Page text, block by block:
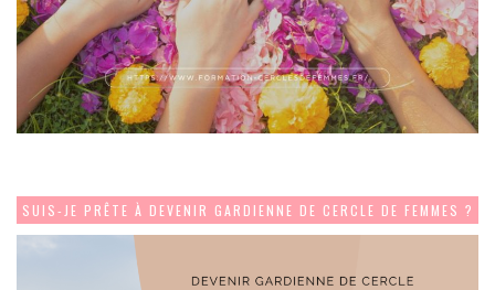
SUIS-JE PRÊTE À DEVENIR GARDIENNE DE CERCLE DE FEMMES ?